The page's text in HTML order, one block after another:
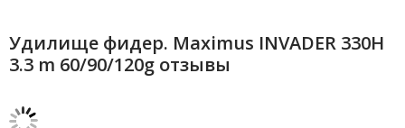
Удилище фидер. Maximus INVADER 330H
3.3 m 60/90/120g отзывы